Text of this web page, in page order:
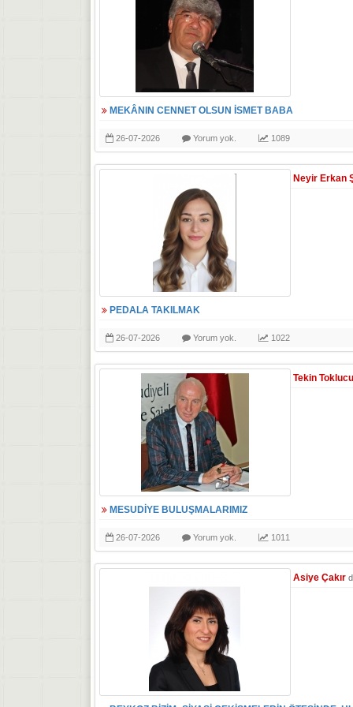
MEKÂNIN CENNET OLSUN İSMET BABA
26-07-2026 Yorum yok. 1089
Neyir Erkan
PEDALA TAKILMAK
26-07-2026 Yorum yok. 1022
Tekin
MESUDİYE BULUŞMALARIMIZ
26-07-2026 Yorum yok. 1011
Asiye Çakır